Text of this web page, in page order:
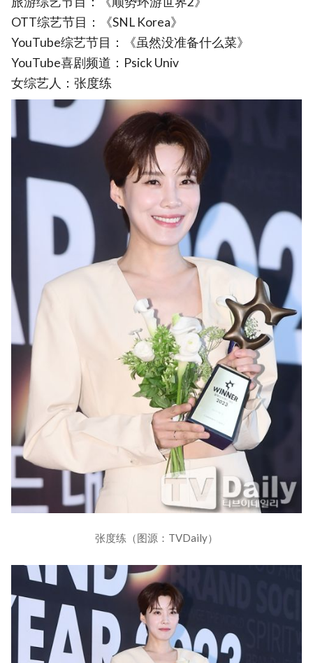
OTT综艺节目：《SNL Korea》
YouTube综艺节目：《虽然没准备什么菜》
YouTube喜剧频道：Psick Univ
女综艺人：张度练
张度练（图源：TVDaily）